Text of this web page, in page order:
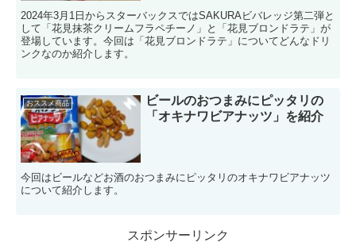
2024年3月1日からスターバックスではSAKURAビバレッジ第二弾と
して「花見抹茶クリームフラペチーノ」と「花見ブロンドラテ」が
登場しています。今回は「花見ブロンドラテ」についてどんなドリ
ンクなのか紹介します。
おススメ商品
ビールのおつまみにピッタリの
「オキナワビアナッツ」を紹介
今回はビールなどお酒のおつまみにピッタリのオキナワビアナッツ
について紹介します。
スポンサーリンク